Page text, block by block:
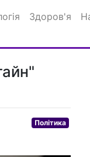
Здоров'я
Політика